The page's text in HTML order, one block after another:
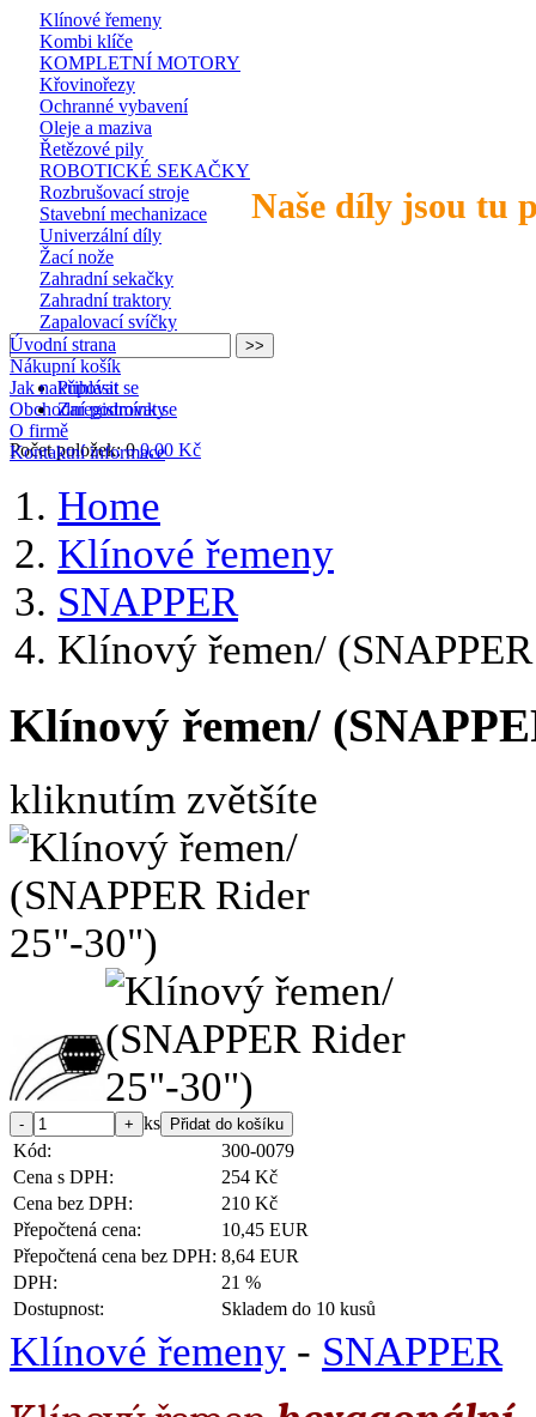
Naše díly jsou tu
Klínové řemeny
Kombi klíče
KOMPLETNÍ MOTORY
Křovinořezy
Ochranné vybavení
Oleje a maziva
Řetězové pily
ROBOTICKÉ SEKAČKY
Rozbrušovací stroje
Stavební mechanizace
Univerzální díly
Žací nože
Zahradní sekačky
Zahradní traktory
Zapalovací svíčky
Přihlásit se
Zaregistrovat se
Počet položek: 0 0,00 Kč
Úvodní strana
Nákupní košík
Jak nakupovat
Obchodní podmínky
O firmě
Kontaktní informace
Home
Klínové řemeny
SNAPPER
Klínový řemen/
Klínový řemen/
kliknutím zvětšíte
ks
Kód:
300-0079
Cena s DPH:
254 Kč
Cena bez DPH:
210 Kč
Přepočtená cena:
10,45 EUR
Přepočtená cena bez DPH: 8,64 EUR
DPH:
21 %
Dostupnost:
Skladem do 10 kusů
Klínové řemeny - SNAPPER